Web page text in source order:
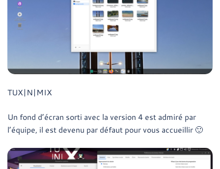
TUX|N|MIX
Un fond d’écran sorti avec la version 4 est admiré par
l’équipe, il est devenu par défaut pour vous accueillir 🙂